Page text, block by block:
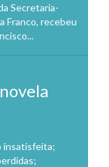
Secretaria-
Franco, recebeu
insatisfeita;